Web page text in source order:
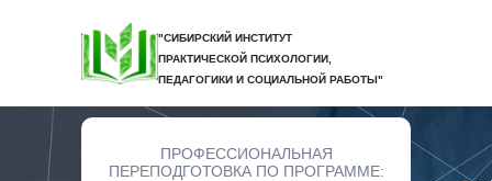
"СИБИРСКИЙ ИНСТИТУТ
ПРАКТИЧЕСКОЙ ПСИХОЛОГИИ,
ПЕДАГОГИКИ И СОЦИАЛЬНОЙ РАБОТЫ"
ПРОФЕССИОНАЛЬНАЯ
ПЕРЕПОДГОТОВКА ПО ПРОГРАММЕ: